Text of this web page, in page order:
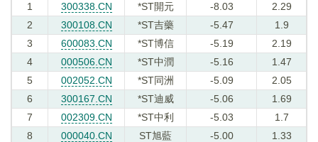
1
300338.CN *ST開元 -8.03
2.29
2
300108.CN *ST吉藥 -5.47
1.9
3
600083.CN *ST博信 -5.19
2.19
4
000506.CN *ST中潤 -5.16
1.47
5
002052.CN *ST同洲 -5.09
2.05
6
300167.CN *ST迪威 -5.06
1.69
7
002309.CN *ST中利 -5.03
1.7
8
000040.CN ST旭藍 -5.00 1.33